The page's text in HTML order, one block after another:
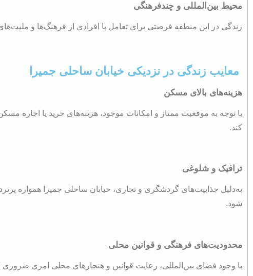
محیط بین‌المللی و چندفرهنگی
زندگی در این منطقه فرصتی برای تعامل با افرادی از فرهنگ‌ها و
معایب زندگی در نزدیکی خیابان ساحلی جمیرا
هزینه‌های بالای مسکن
با توجه به موقعیت ممتاز و امکانات موجود، هزینه‌های خرید یا اجاره
کند.
ترافیک و شلوغی
به‌دلیل جذابیت‌های گردشگری و تجاری، خیابان ساحلی جمیرا همواره
شود.
محدودیت‌های فرهنگی و قوانین محلی
با وجود فضای بین‌المللی، رعایت قوانین و هنجارهای محلی امری